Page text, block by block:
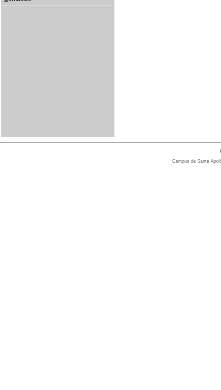
Campus de Santa